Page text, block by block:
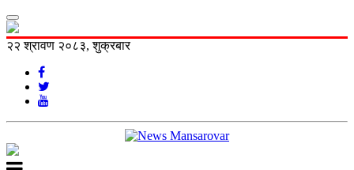
२२ श्रावण २०८३, शुक्रबार